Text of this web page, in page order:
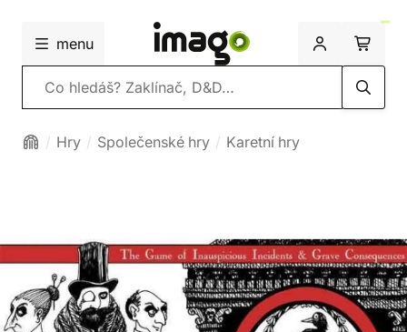
menu
Vyhledávání
Hry Společenské hry Karetní hry